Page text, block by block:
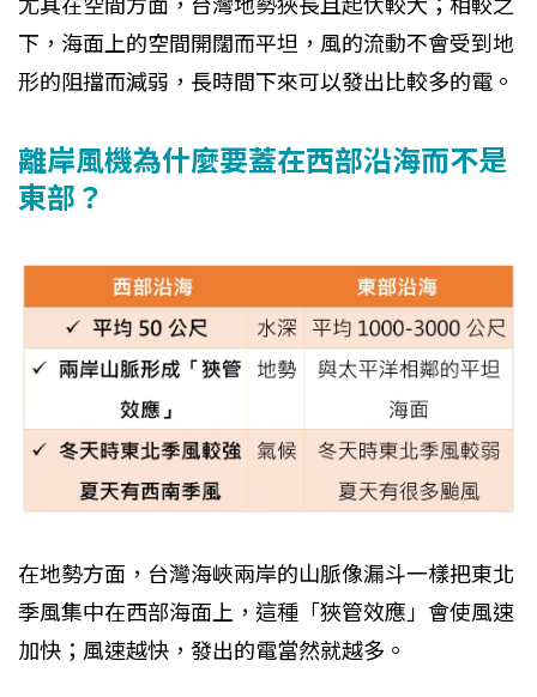
尤其在空間方面，台灣地勢狹長且起伏較大；相較之
下，海面上的空間開闊而平坦，風的流動不會受到地
形的阻擋而減弱，長時間下來可以發出比較多的電。
離岸風機為什麼要蓋在西部沿海而不是
東部？
在地勢方面，台灣海峽兩岸的山脈像漏斗一樣把東北
季風集中在西部海面上，這種「狹管效應」會使風速
加快；風速越快，發出的電當然就越多。